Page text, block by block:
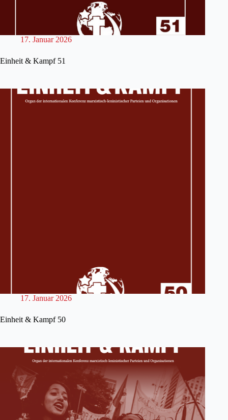
17. Januar 2026
Einheit & Kampf 51
17. Januar 2026
Einheit & Kampf 50